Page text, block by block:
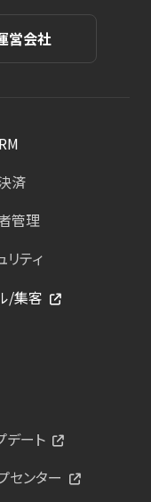
営会社
済
管理
リティ
/集客
デート
センター